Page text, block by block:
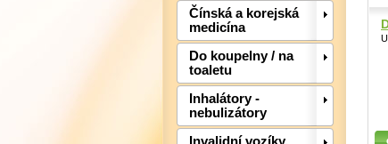
Čínská a korejská
medicína
Do koupelny / na
toaletu
Inhalátory -
nebulizátory
Detail